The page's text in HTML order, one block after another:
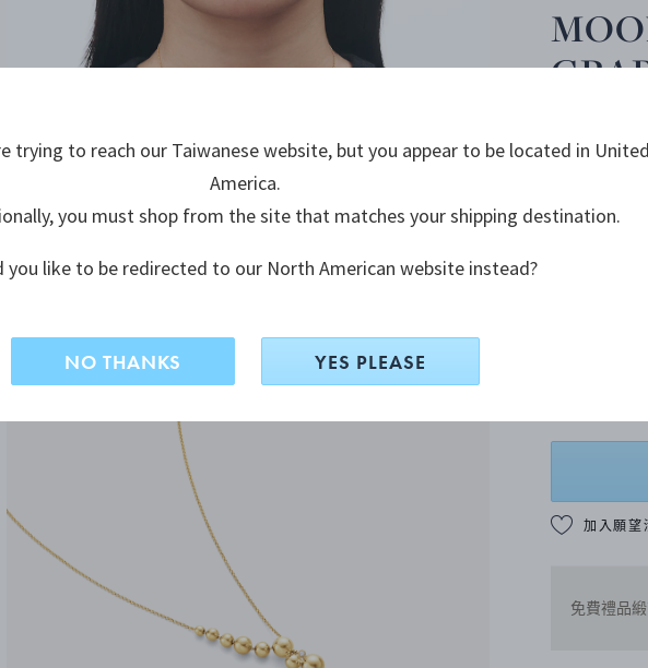
18K黃金, 白鑽
商品依據庫存
每款金製珠
8月禮贈季
腕錶滿額
加入願望
免費禮品
trying to reach our Taiwanese website, but you appear to be located in
America.
you must shop from the site that matches your shipping destination.
you like to be redirected to our North American website instead?
NO THANKS YES PLEASE